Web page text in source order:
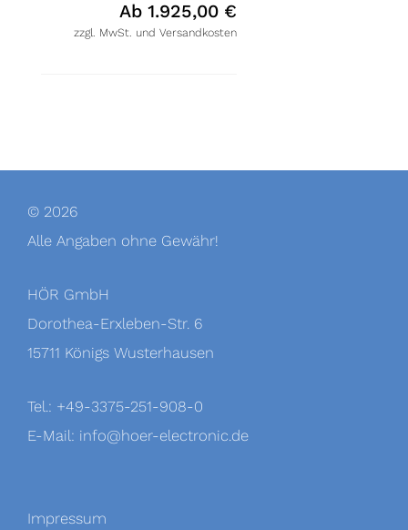
Ab 1.925,00 €
zzgl. MwSt. und Versandkosten
© 2026
Alle Angaben ohne Gewähr!
HÖR GmbH
Dorothea-Erxleben-Str. 6
15711 Königs Wusterhausen
Tel.: +49-3375-251-908-0
E-Mail: info@hoer-electronic.de
Impressum